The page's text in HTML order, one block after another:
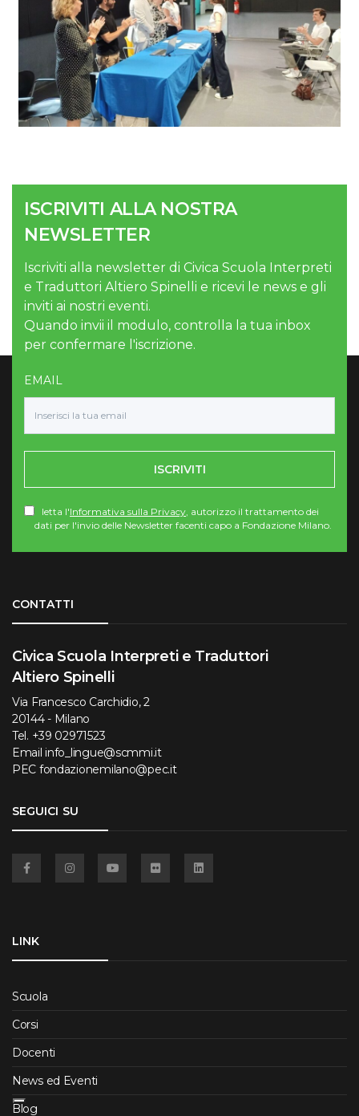
ISCRIVITI ALLA NOSTRA
NEWSLETTER
Iscriviti alla newsletter di Civica Scuola Interpreti
e Traduttori Altiero Spinelli e ricevi le news e gli
inviti ai nostri eventi.
Quando invii il modulo, controlla la tua inbox
per confermare l'iscrizione.
EMAIL
ISCRIVITI
letta l'Informativa sulla Privacy , autorizzo il trattamento dei
dati per l'invio delle Newsletter facenti capo a Fondazione Milano.
CONTATTI
Civica Scuola Interpreti e Traduttori
Altiero Spinelli
Via Francesco Carchidio, 2
20144 - Milano
Tel. +39 02971523
Email info_lingue@scmmi.it
PEC fondazionemilano@pec.it
SEGUICI SU
LINK
Scuola
Corsi
Docenti
News ed Eventi
Blog